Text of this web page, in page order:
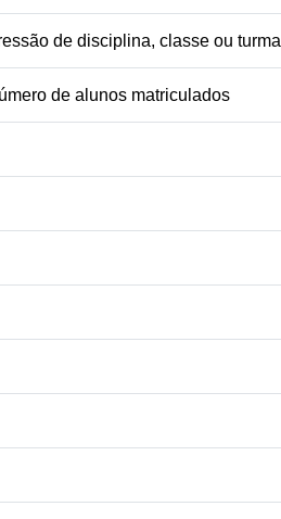
de disciplina, classe ou turma
de alunos matriculados